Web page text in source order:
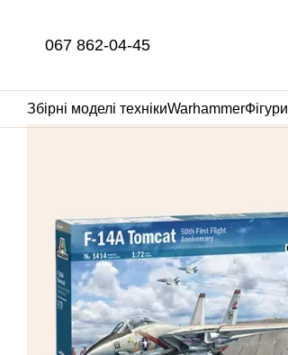
067 862-04-45
Збірні моделі технікиWarhammerФігури